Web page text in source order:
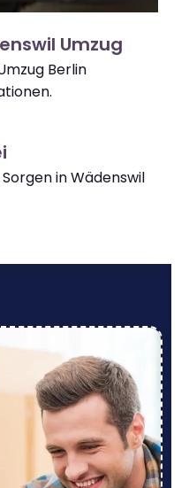
Umzug
Berlin
in Wädenswil